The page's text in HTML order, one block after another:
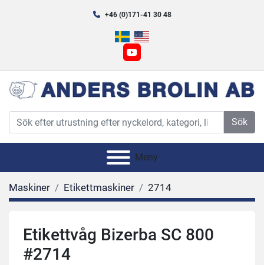
+46 (0)171-41 30 48
youtube
Sök
Meny
Maskiner Etikettmaskiner 2714
Etikettvåg Bizerba SC 800
#2714